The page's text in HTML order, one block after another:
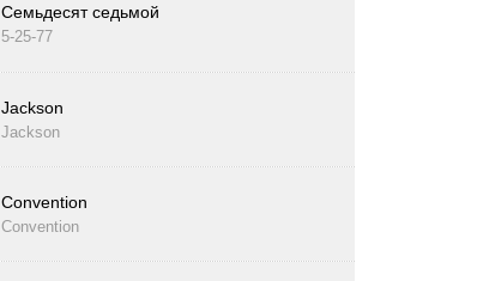
Семьдесят седьмой
5-25-77
Jackson
Jackson
Convention
Convention